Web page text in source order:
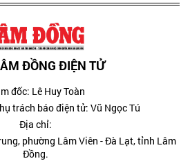
ĐỒNG ĐIỆN TỬ
đốc: Lê Huy Toàn
trách báo điện tử: Vũ Ngọc Tú
Địa chỉ:
phường Lâm Viên - Đà Lạt, tỉnh Lâm
Đồng.